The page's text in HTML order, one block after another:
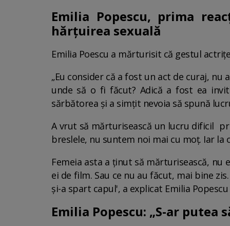
Emilia Popescu, prima
hărțuirea sexuală
Emilia Poescu a mărturisit că gestul
„Eu consider că a fost un act de curaj, nu
unde să o fi făcut? Adică a fost ea
sărbătorea și a simțit nevoia să spună
A vrut să mărturisească un lucru dificil
breslele, nu suntem noi mai cu moț. Iar
Femeia asta a ținut să mărturisească, nu
ei de film. Sau ce nu au făcut, mai bine
și-a spart capul', a explicat Emilia
Emilia Popescu: „S-ar putea